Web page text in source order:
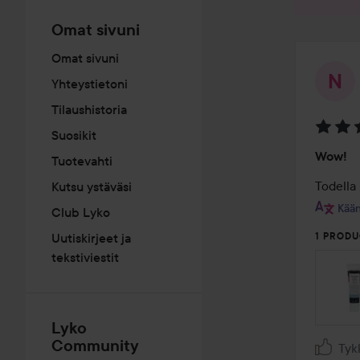
Omat sivuni
Omat sivuni
Yhteystietoni
Tilaushistoria
Suosikit
Tuotevahti
Kutsu ystäväsi
Club Lyko
Uutiskirjeet ja
tekstiviestit
Lyko
Community
5
/
5
Wow!
Todella
1